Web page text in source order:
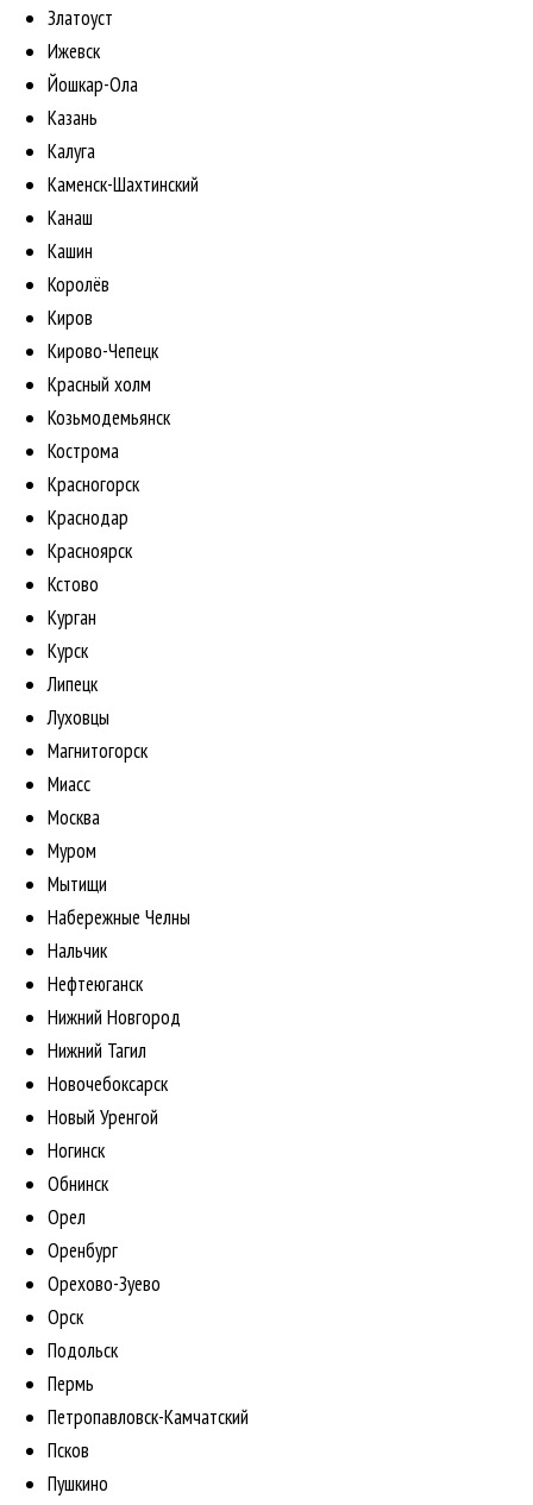
Златоуст
Ижевск
Йошкар-Ола
Казань
Калуга
Каменск-Шахтинский
Канаш
Кашин
Королёв
Киров
Кирово-Чепецк
Красный холм
Козьмодемьянск
Кострома
Красногорск
Краснодар
Красноярск
Кстово
Курган
Курск
Липецк
Луховцы
Магнитогорск
Миасс
Москва
Муром
Мытищи
Набережные Челны
Нальчик
Нефтеюганск
Нижний Новгород
Нижний Тагил
Новочебоксарск
Новый Уренгой
Ногинск
Обнинск
Орел
Оренбург
Орехово-Зуево
Орск
Подольск
Пермь
Петропавловск-Камчатский
Псков
Пушкино